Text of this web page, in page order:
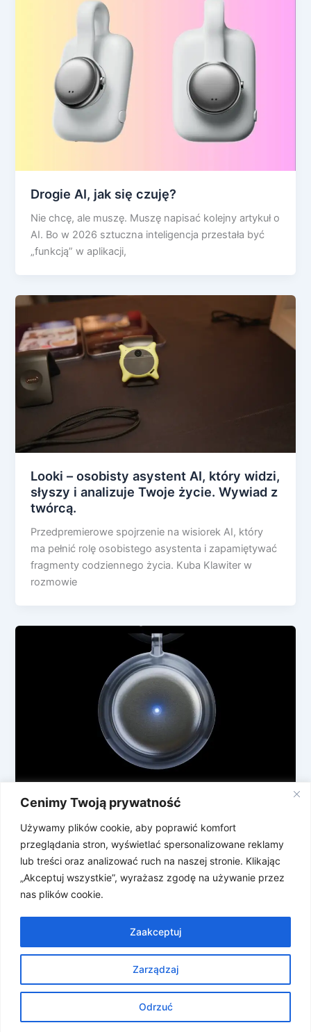
Cenimy Twoją prywatność
Używamy plików cookie, aby poprawić komfort
przeglądania stron, wyświetlać spersonalizowane reklamy
lub treści oraz analizować ruch na naszej stronie. Klikając
„Akceptuj wszystkie”, wyrażasz zgodę na używanie przez
nas plików cookie.
Zarządzaj
Odrzuć
Zaakceptuj
Drogie AI, jak się czuję?
Nie chcę, ale muszę. Muszę napisać kolejny artykuł o
AI. Bo w 2026 sztuczna inteligencja przestała być
„funkcją” w aplikacji,
Looki – osobisty asystent AI, który widzi,
słyszy i analizuje Twoje życie. Wywiad z
twórcą.
Przedpremierowe spojrzenie na wisiorek AI, który
ma pełnić rolę osobistego asystenta i zapamiętywać
fragmenty codziennego życia. Kuba Klawiter w
rozmowie
Zawieś sobie AI na szyi! Albo schowaj
do kieszeni
Modny chain? Teraz nosi się AI. Firma Omi wypuściła
swój naszyjnik, który napędza sztuczna inteligencja.
Ma on rejestrować rozmowy, wysyłać
Prawa autorskie © 2026 Znosne Newsy | Obsługiwane przez
Motyw Astra WordPress